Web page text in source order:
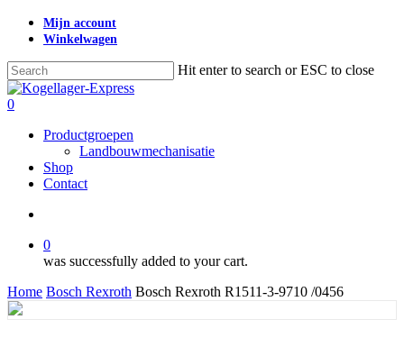
Skip
content
Mijn account
Winkelwagen
Hit enter to search or ESC to close
Close
Search
search
0
Productgroepen
Landbouwmechanisatie
Shop
Contact
0
was successfully added to your cart.
Home Bosch Rexroth Bosch Rexroth R1511-3-9710 /0456